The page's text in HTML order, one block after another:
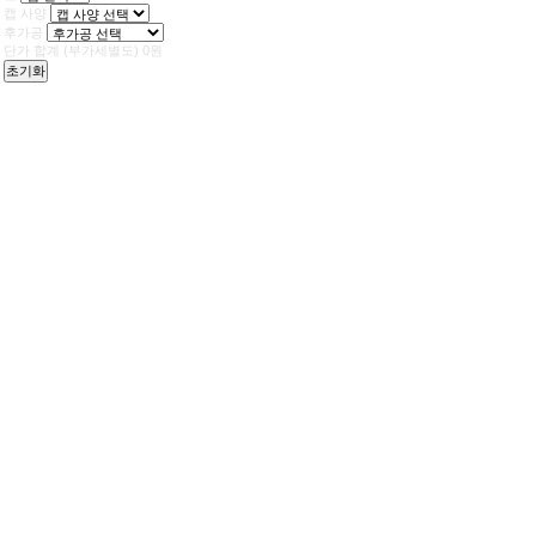
캡 사양
후가공
단가 합계 (부가세별도) 0 원
초기화